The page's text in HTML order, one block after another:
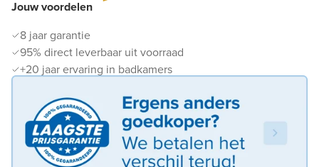
Jouw voordelen
8 jaar garantie
95% direct leverbaar uit voorraad
+20 jaar ervaring in badkamers